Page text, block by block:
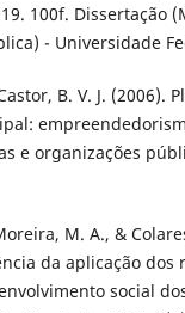
100f. Dissertação
- Universidade
B. V. J. (2006).
e organizações
M. A., &
da aplicação dos
social